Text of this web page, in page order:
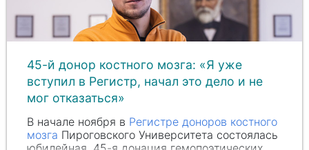
45-й донор костного мозга: «Я уже
вступил в Регистр, начал это дело и не
мог отказаться»
В начале ноября в Регистре доноров костного
мозга Пироговского Университета состоялась